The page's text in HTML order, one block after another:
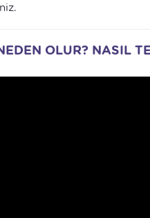
OLUR? NASIL